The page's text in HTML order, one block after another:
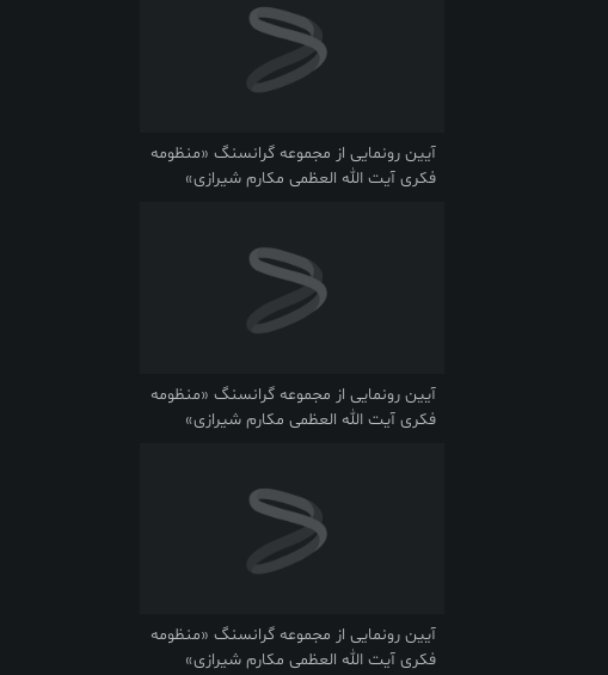
آیین رونمایی از مجموعه گرانسنگ «منظومه
فکری آیت الله العظمی مکارم شیرازی»
آیین رونمایی از مجموعه گرانسنگ «منظومه
فکری آیت الله العظمی مکارم شیرازی»
آیین رونمایی از مجموعه گرانسنگ «منظومه
فکری آیت الله العظمی مکارم شیرازی»